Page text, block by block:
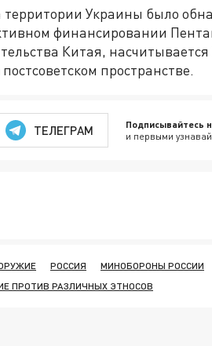
Украины было
финансировании
Китая, насчитывается
пространстве.
ТЕЛЕГРАМ Подписывайтесь
и первыми
РОССИЯ
МИНОБОРОНЫ РОССИИ
ПРОТИВ РАЗЛИЧНЫХ ЭТНОСОВ